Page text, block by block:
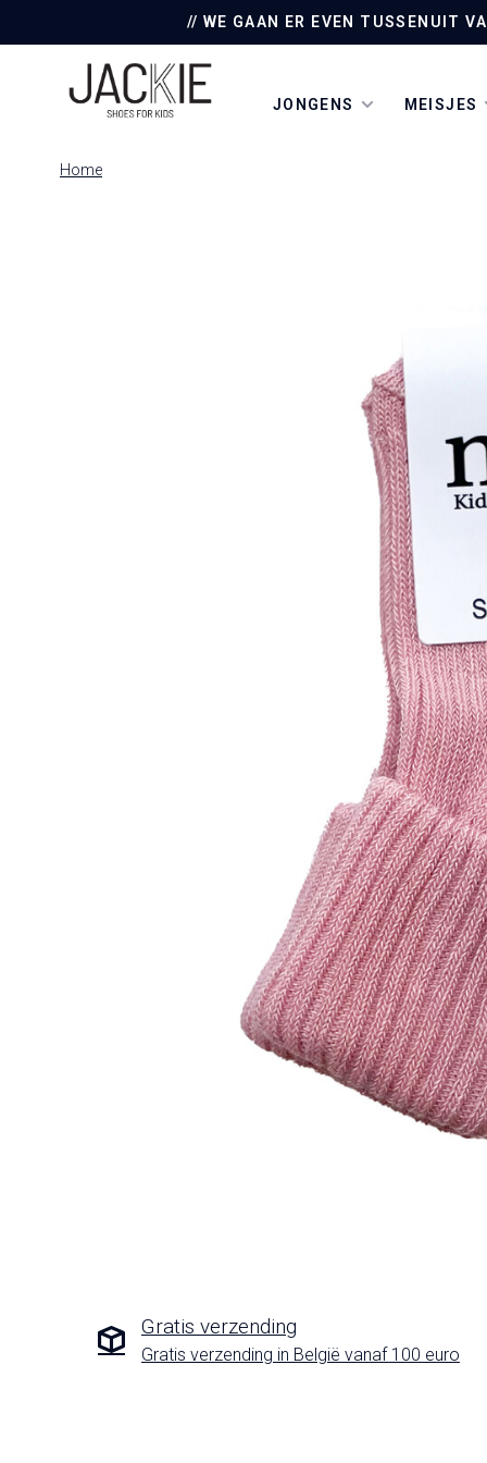
// WE GAAN ER EVEN TUSSENUIT
JONGENS MEISJES
Home
Gratis verzending
Gratis verzending in België vanaf 100 euro